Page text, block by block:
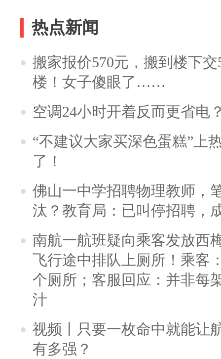
热点新闻
搬家报价570元，搬到楼下
楼！女子傻眼了……
空调24小时开着反而更省电
“不建议大家买深色蛋糕”上
了！
佛山一中学招聘物理教师，
汰？教育局：已叫停招聘，
南航一航班疑向乘客发放西
飞行途中排队上厕所！乘客
个厕所；客服回应：并非每
汁
视频丨只要一枚命中就能让
有多强？